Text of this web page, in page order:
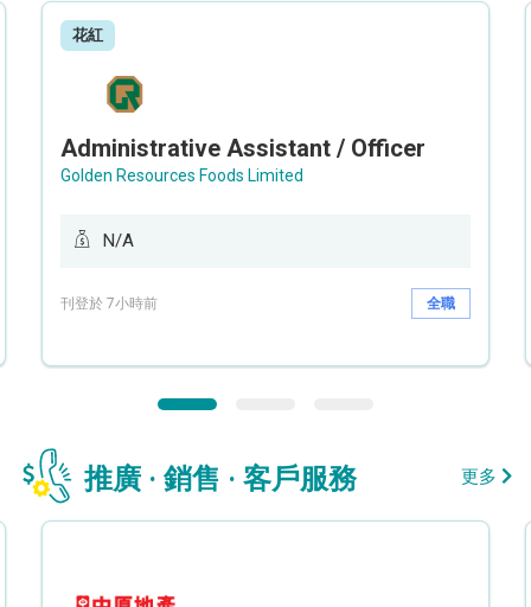
花紅
Administrative Assistant / Officer
Golden Resources Foods Limited
N/A
刊登於 7小時前 全職
推廣 · 銷售 · 客戶服務 更多